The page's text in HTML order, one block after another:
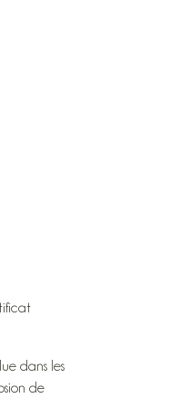
dans les
de